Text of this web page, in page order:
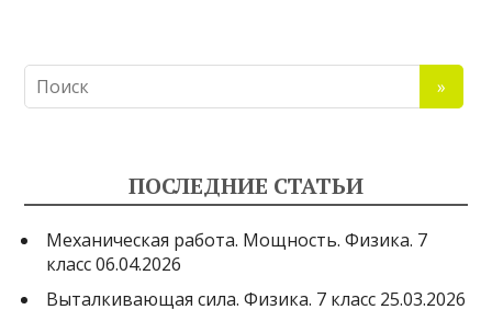
ПОСЛЕДНИЕ СТАТЬИ
Механическая работа. Мощность. Физика. 7
класс 06.04.2026
Выталкивающая сила. Физика. 7 класс 25.03.2026